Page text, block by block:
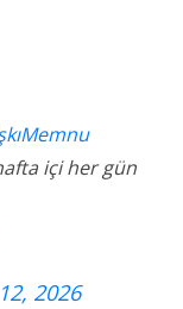
içi her gün
2026